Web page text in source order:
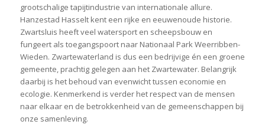
grootschalige tapijtindustrie van internationale allure.
Hanzestad Hasselt kent een rijke en eeuwenoude historie.
Zwartsluis heeft veel watersport en scheepsbouw en
fungeert als toegangspoort naar Nationaal Park Weerribben-
Wieden. Zwartewaterland is dus een bedrijvige én een groene
gemeente, prachtig gelegen aan het Zwartewater. Belangrijk
daarbij is het behoud van evenwicht tussen economie en
ecologie. Kenmerkend is verder het respect van de mensen
naar elkaar en de betrokkenheid van de gemeenschappen bij
onze samenleving.